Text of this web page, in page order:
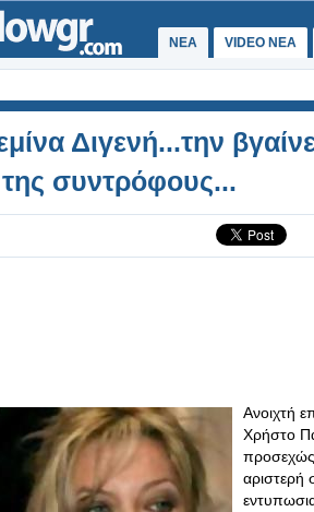
ΝΕΑ VIDEO NEA
Διγενή...την
συντρόφους...
Ανοιχτή
Χρήστο
προσεχώς,
αριστερή